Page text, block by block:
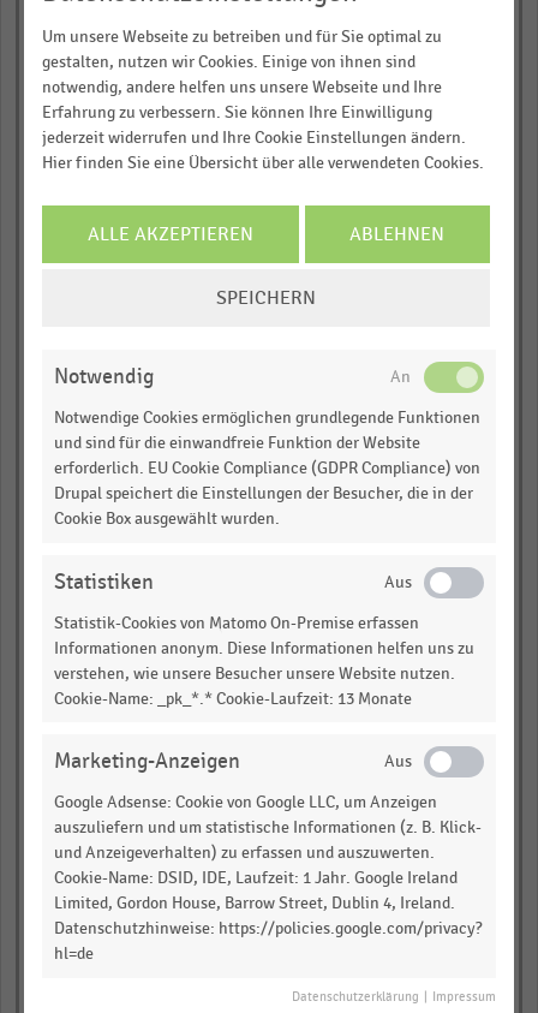
empty
empty
empty
empty
Summe
Einkaufsgruppen
empty
empty
Summe AO-Branche
gesamt
empty
empty
empty
Um unsere Webseite zu betreiben und für Sie optimal zu
gestalten, nutzen wir Cookies. Einige von ihnen sind
notwendig, andere helfen uns unsere Webseite und Ihre
Erfahrung zu verbessern. Sie können Ihre Einwilligung
jederzeit widerrufen und Ihre Cookie Einstellungen ändern.
Hier finden Sie eine Übersicht über alle verwendeten Cookies.
ALLE AKZEPTIEREN ABLEHNEN
SPEICHERN
Notwendig
Notwendige Cookies ermöglichen grundlegende Funktionen
und sind für die einwandfreie Funktion der Website
erforderlich. EU Cookie Compliance (GDPR Compliance) von
Drupal speichert die Einstellungen der Besucher, die in der
Cookie Box ausgewählt wurden.
Statistiken
Statistik-Cookies von Matomo On-Premise erfassen
Informationen anonym. Diese Informationen helfen uns zu
verstehen, wie unsere Besucher unsere Website nutzen.
Cookie-Name: _pk_*.* Cookie-Laufzeit: 13 Monate
Marketing-Anzeigen
Google Adsense: Cookie von Google LLC, um Anzeigen
auszuliefern und um statistische Informationen (z. B. Klick-
und Anzeigeverhalten) zu erfassen und auszuwerten.
Cookie-Name: DSID, IDE, Laufzeit: 1 Jahr. Google Ireland
Limited, Gordon House, Barrow Street, Dublin 4, Ireland.
Datenschutzhinweise: https://policies.google.com/privacy?
hl=de
Datenschutzerklärung Impressum